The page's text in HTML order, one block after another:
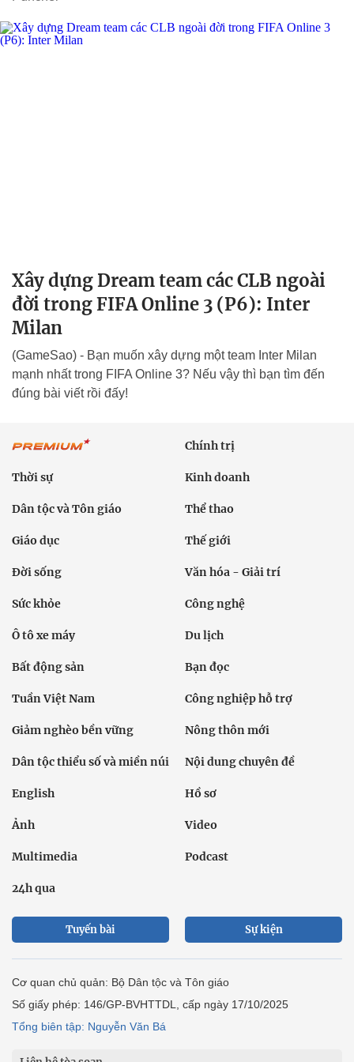
Xây dựng Dream team các CLB ngoài
đời trong FIFA Online 3 (P6): Inter
Milan
(GameSao) - Bạn muốn xây dựng một team Inter Milan
mạnh nhất trong FIFA Online 3? Nếu vậy thì bạn tìm đến
đúng bài viết rồi đấy!
Chính trị
Thời sự Kinh doanh
Dân tộc và Tôn giáo Thể thao
Giáo dục Thế giới
Đời sống Văn hóa - Giải trí
Sức khỏe Công nghệ
Ô tô xe máy Du lịch
Bất động sản Bạn đọc
Tuần Việt Nam Công nghiệp hỗ trợ
Giảm nghèo bền vững Nông thôn mới
Dân tộc thiểu số và miền núi Nội dung chuyên đề
English Hồ sơ
Ảnh Video
Multimedia Podcast
24h qua
Tuyến bài Sự kiện
Cơ quan chủ quản: Bộ Dân tộc và Tôn giáo
Số giấy phép: 146/GP-BVHTTDL, cấp ngày 17/10/2025
Tổng biên tập: Nguyễn Văn Bá